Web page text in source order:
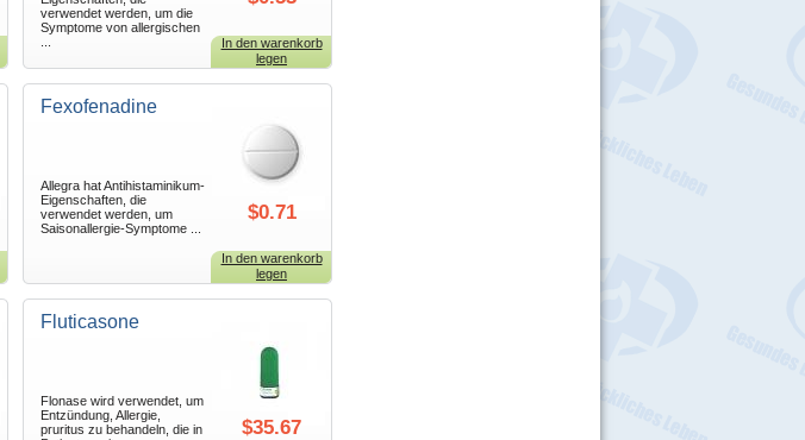
verwendet werden, um die
Symptome von allergischen
In den warenkorb
legen
Fexofenadine
Allegra hat Antihistaminikum-
Eigenschaften, die
verwendet werden, um
Saisonallergie-Symptome ...
$0.71
In den warenkorb
legen
Fluticasone
Flonase wird verwendet, um
Entzündung, Allergie,
pruritus zu behandeln, die in
$35.67